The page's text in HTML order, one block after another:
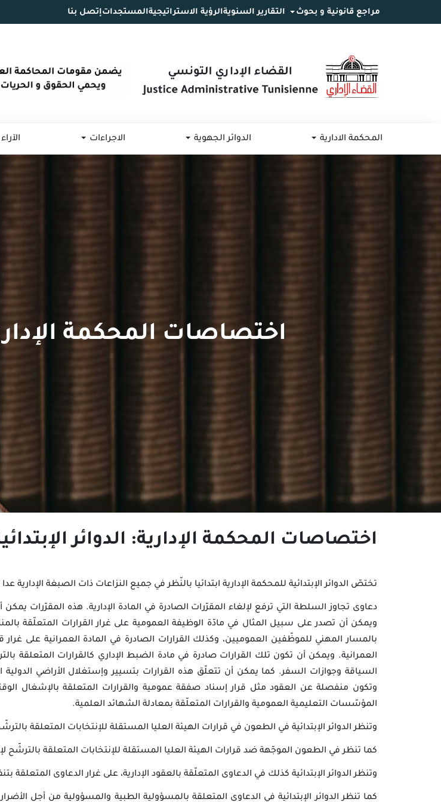
المحتوى
مراجع قانونية و بحوث التقارير السنويةالرؤية الاستراتيجيةالمستجداتإتصل بنا
المحكمة الادارية الدوائر الجهوية الاجراءات
اختصاصات المحكمة
اختصاصات المحكمة الإدارية: الدوائر
تختصّ الدوائر الإبتدائية للمحكمة الإدارية ابتدائيا بالنّظر في جميع النزاعات ذات الصبغة
دعاوى تجاوز السلطة التي ترفع لإلغاء المقرّرات الصادرة في المادة الإدارية. هذه المقرّرات
ويمكن أن تصدر على سبيل المثال في مادّة الوظيفة العمومية على غرار القرارات المتعلّقة
بالمسار المهني للموظّفين العموميين، وكذلك القرارات الصادرة في المادة العمرانية على
العمرانية. ويمكن أن تكون تلك القرارات صادرة في مادة الضبط الإداري كالقرارات
السياقة وجوازات السفر. كما يمكن أن تتعلّق هذه القرارات بتسيير وإستغلال الأراضي الدولية
وتكون منفصلة عن العقود مثل قرار إسناد صفقة عمومية والقرارات المتعلقة بالإشغال
المؤسّسات التعليمية العمومية والقرارات المتعلّقة بمعادلة الشهائد العلمية.
وتنظر الدوائر الإبتدائية في الطعون في قرارات الهيئة العليا المستقلة للإنتخابات المتعلقة
كما تنظر في الطعون الموجّهة ضد قرارات الهيئة العليا المستقلة للإنتخابات المتعلقة بالترشّح
وتنظر الدوائر الإبتدائية كذلك في الدعاوى المتعلّقة بالعقود الإدارية، على غرار الدعاوى
كما تنظر الدوائر الإبتدائية في الدعاوى المتعلقة بالمسؤولية الطبية والمسؤولية من أجل